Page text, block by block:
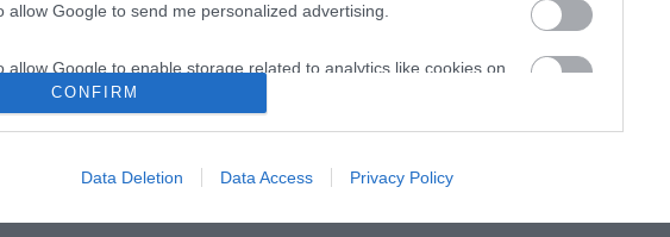
allow Google to send me personalized advertising.
allow Google to enable storage related to analytics like cookies on
identifiers in apps.
CONFIRM
Data Deletion Data Access Privacy Policy